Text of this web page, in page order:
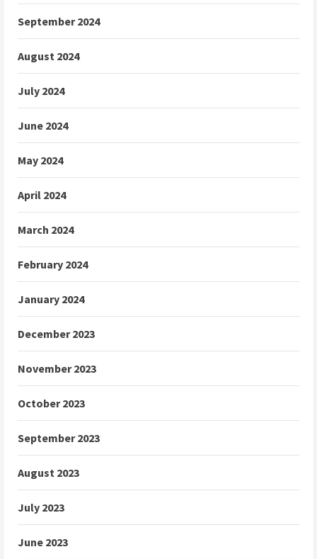
September 2024
August 2024
July 2024
June 2024
May 2024
April 2024
March 2024
February 2024
January 2024
December 2023
November 2023
October 2023
September 2023
August 2023
July 2023
June 2023